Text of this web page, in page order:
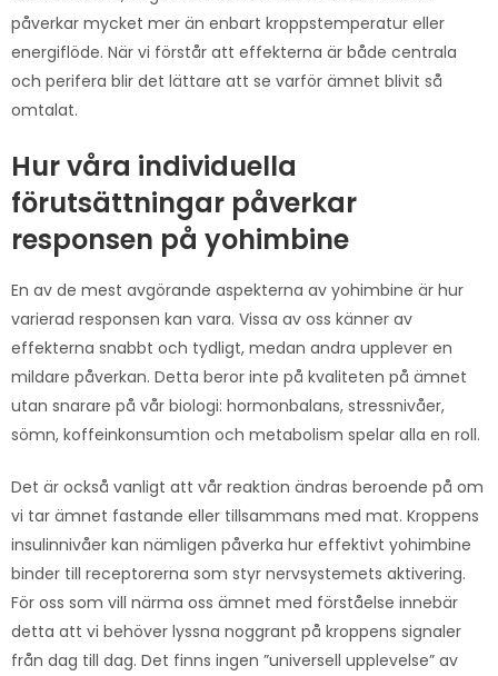
påverkar mycket mer än enbart kroppstemperatur eller
energiflöde. När vi förstår att effekterna är både centrala
och perifera blir det lättare att se varför ämnet blivit så
omtalat.
Hur våra individuella
förutsättningar påverkar
responsen på yohimbine
En av de mest avgörande aspekterna av yohimbine är hur
varierad responsen kan vara. Vissa av oss känner av
effekterna snabbt och tydligt, medan andra upplever en
mildare påverkan. Detta beror inte på kvaliteten på ämnet
utan snarare på vår biologi: hormonbalans, stressnivåer,
sömn, koffeinkonsumtion och metabolism spelar alla en roll.
Det är också vanligt att vår reaktion ändras beroende på om
vi tar ämnet fastande eller tillsammans med mat. Kroppens
insulinnivåer kan nämligen påverka hur effektivt yohimbine
binder till receptorerna som styr nervsystemets aktivering.
För oss som vill närma oss ämnet med förståelse innebär
detta att vi behöver lyssna noggrant på kroppens signaler
från dag till dag. Det finns ingen ”universell upplevelse” av